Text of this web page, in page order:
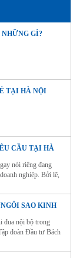
GÌ?
TẠI HÀ NỘI
CẦU TẠI HÀ
nói riêng đang
nghiệp. Bởi lẽ,
SAO KINH
đua nội bộ trong
đoàn Đầu tư Bách